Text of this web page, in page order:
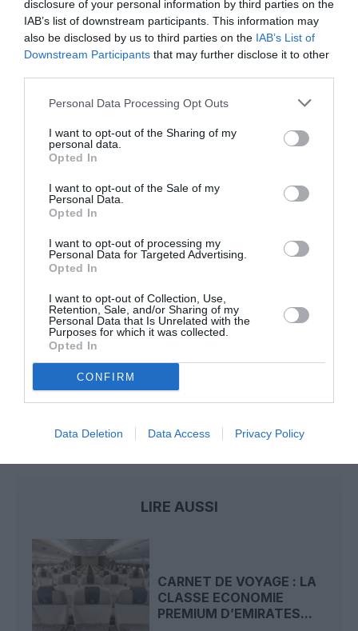
disclosure of your personal information by third parties on the
IAB’s list of downstream participants. This information may
also be disclosed by us to third parties on the IAB’s List of
Downstream Participants that may further disclose it to other
Personal Data Processing Opt Outs
I want to opt-out of the Sharing of my
personal data.
Opted In
I want to opt-out of the Sale of my
Personal Data.
Opted In
I want to opt-out of processing my
Personal Data for Targeted Advertising.
Opted In
I want to opt-out of Collection, Use,
Retention, Sale, and/or Sharing of my
Personal Data that Is Unrelated with the
Purposes for which it was collected.
Opted In
CONFIRM
Data Deletion Data Access Privacy Policy
Soutenez Air Journal participezà son
développement !
19 h 23 sans escale : le Boeing 777F de National
Airlines relie l’Écosse à l’Australie
Badissi novembri a commenté l'article :
Nice–Corse : ces vols électriques qui se profilent à
LIRE AUSSI
CARNET DE VOYAGE : LA
CLASSE ECONOMIE
PREMIUM D’EMIRATES...